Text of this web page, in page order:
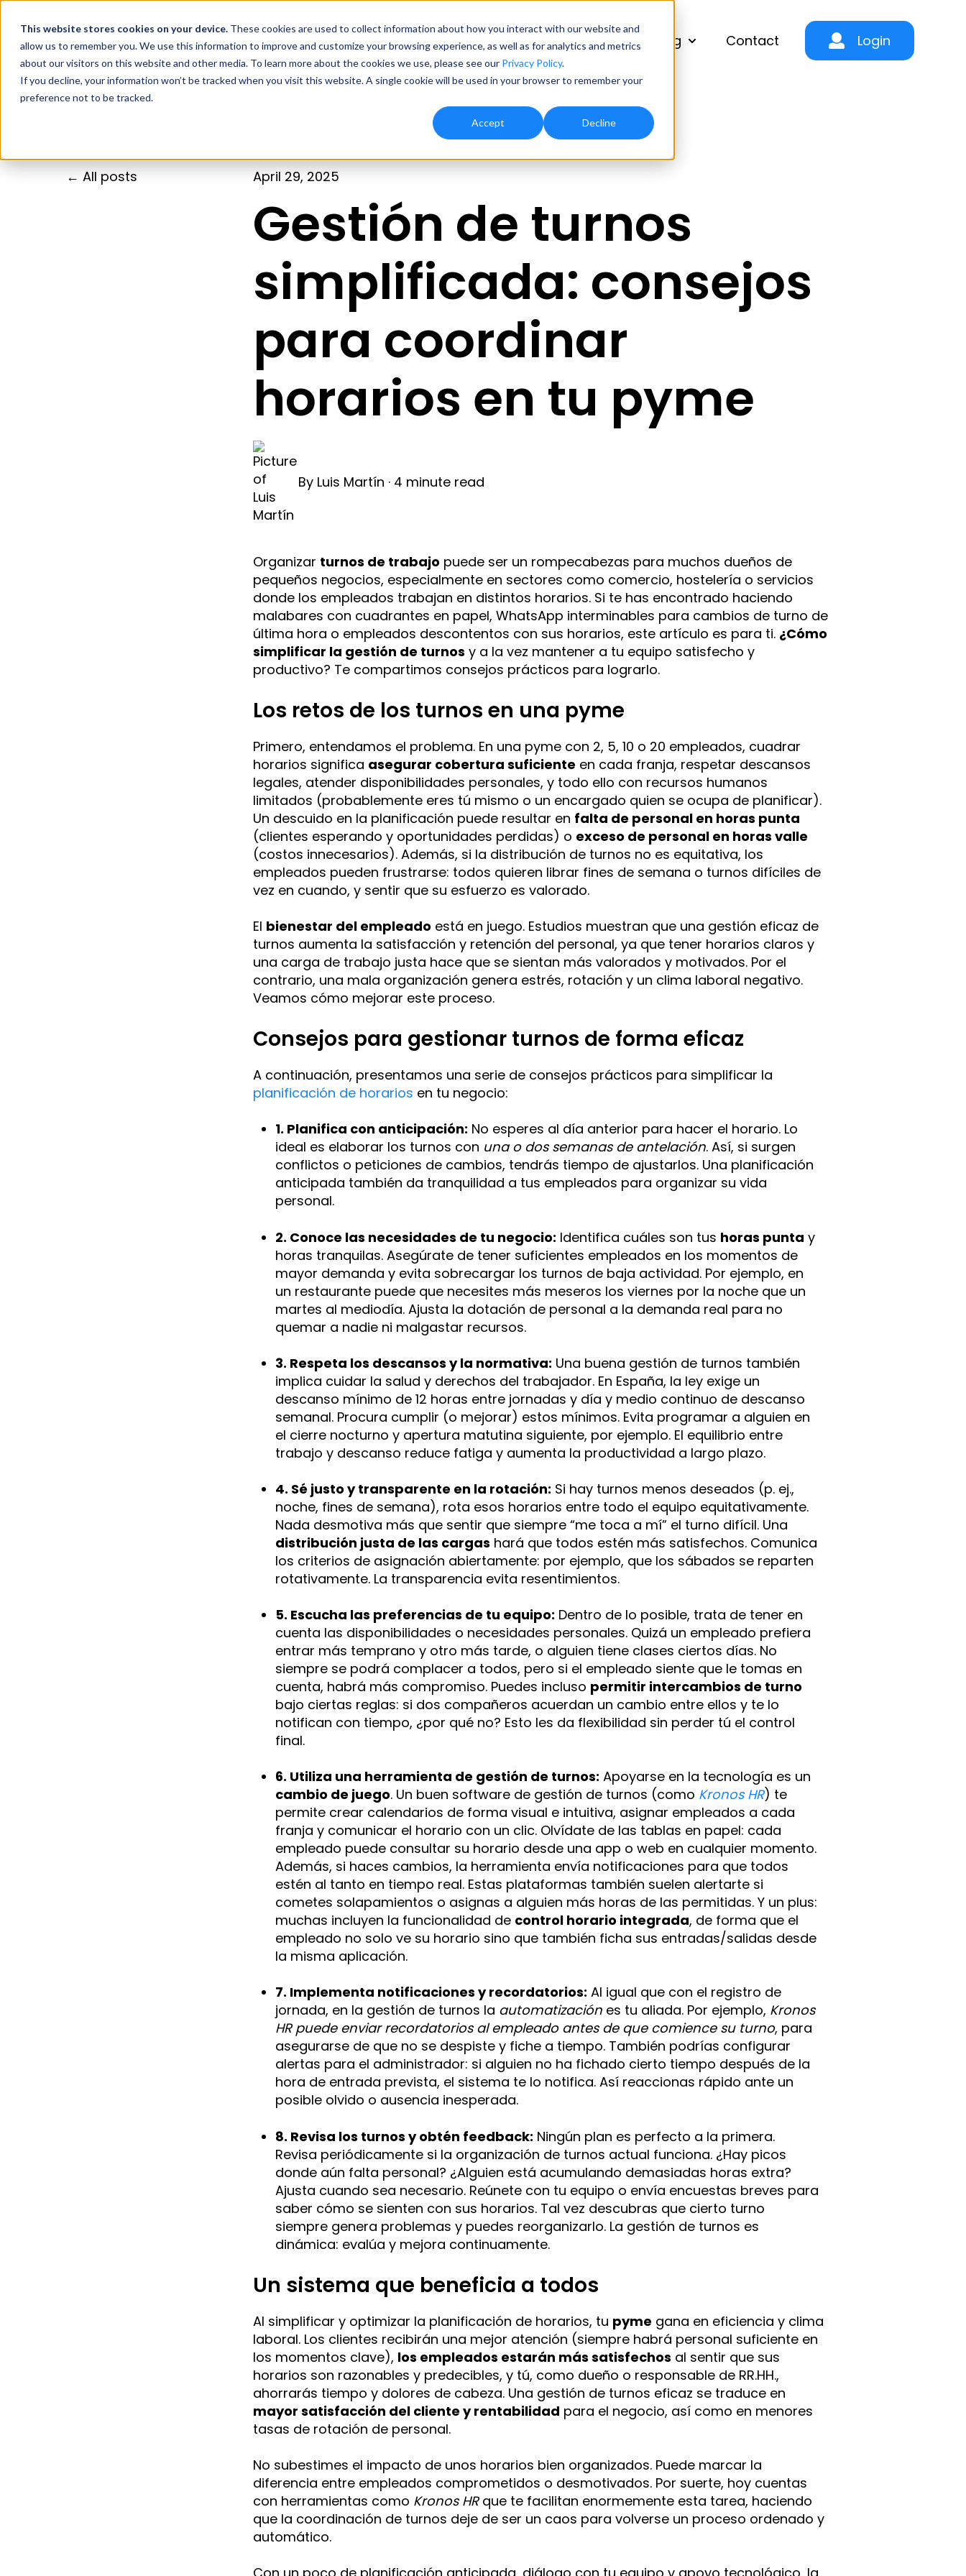
This website stores cookies on your device. These cookies are used to collect information about how you interact with our website and
allow us to remember you. We use this information to improve and customize your browsing experience, as well as for analytics and metrics
about our visitors on this website and other media. To learn more about the cookies we use, please see our Privacy Policy.
If you decline, your information won’t be tracked when you visit this website. A single cookie will be used in your browser to remember your
preference not to be tracked.
Accept Decline
Home About US Product & Pricing Show submenu for Product & Pricing
Contact Login
All posts April 29, 2025
Gestión de turnos
simplificada: consejos
para coordinar
horarios en tu pyme
By Luis Martín · 4 minute read
Organizar turnos de trabajo puede ser un rompecabezas para muchos dueños de
pequeños negocios, especialmente en sectores como comercio, hostelería o servicios
donde los empleados trabajan en distintos horarios. Si te has encontrado haciendo
malabares con cuadrantes en papel, WhatsApp interminables para cambios de turno de
última hora o empleados descontentos con sus horarios, este artículo es para ti. ¿Cómo
simplificar la gestión de turnos y a la vez mantener a tu equipo satisfecho y
productivo? Te compartimos consejos prácticos para lograrlo.
Los retos de los turnos en una pyme
Primero, entendamos el problema. En una pyme con 2, 5, 10 o 20 empleados, cuadrar
horarios significa asegurar cobertura suficiente en cada franja, respetar descansos
legales, atender disponibilidades personales, y todo ello con recursos humanos
limitados (probablemente eres tú mismo o un encargado quien se ocupa de planificar).
Un descuido en la planificación puede resultar en falta de personal en horas punta
(clientes esperando y oportunidades perdidas) o exceso de personal en horas valle
(costos innecesarios)​. Además, si la distribución de turnos no es equitativa, los
empleados pueden frustrarse: todos quieren librar fines de semana o turnos difíciles de
vez en cuando, y sentir que su esfuerzo es valorado.
El bienestar del empleado está en juego. Estudios muestran que una gestión eficaz de
turnos aumenta la satisfacción y retención del personal, ya que tener horarios claros y
una carga de trabajo justa hace que se sientan más valorados y motivados. Por el
contrario, una mala organización genera estrés, rotación y un clima laboral negativo.
Veamos cómo mejorar este proceso.
Consejos para gestionar turnos de forma eficaz
A continuación, presentamos una serie de consejos prácticos para simplificar la
planificación de horarios en tu negocio:
1. Planifica con anticipación: No esperes al día anterior para hacer el horario. Lo
ideal es elaborar los turnos con una o dos semanas de antelación. Así, si surgen
conflictos o peticiones de cambios, tendrás tiempo de ajustarlos. Una planificación
anticipada también da tranquilidad a tus empleados para organizar su vida
personal​.
2. Conoce las necesidades de tu negocio: Identifica cuáles son tus horas punta y
horas tranquilas. Asegúrate de tener suficientes empleados en los momentos de
mayor demanda y evita sobrecargar los turnos de baja actividad. Por ejemplo, en
un restaurante puede que necesites más meseros los viernes por la noche que un
martes al mediodía. Ajusta la dotación de personal a la demanda real para no
quemar a nadie ni malgastar recursos​.
3. Respeta los descansos y la normativa: Una buena gestión de turnos también
implica cuidar la salud y derechos del trabajador. En España, la ley exige un
descanso mínimo de 12 horas entre jornadas y día y medio continuo de descanso
semanal. Procura cumplir (o mejorar) estos mínimos. Evita programar a alguien en
el cierre nocturno y apertura matutina siguiente, por ejemplo. El equilibrio entre
trabajo y descanso reduce fatiga y aumenta la productividad a largo plazo.
4. Sé justo y transparente en la rotación: Si hay turnos menos deseados (p. ej.,
noche, fines de semana), rota esos horarios entre todo el equipo equitativamente.
Nada desmotiva más que sentir que siempre “me toca a mí” el turno difícil. Una
distribución justa de las cargas hará que todos estén más satisfechos. Comunica
los criterios de asignación abiertamente: por ejemplo, que los sábados se reparten
rotativamente. La transparencia evita resentimientos.
5. Escucha las preferencias de tu equipo: Dentro de lo posible, trata de tener en
cuenta las disponibilidades o necesidades personales. Quizá un empleado prefiera
entrar más temprano y otro más tarde, o alguien tiene clases ciertos días. No
siempre se podrá complacer a todos, pero si el empleado siente que le tomas en
cuenta, habrá más compromiso. Puedes incluso permitir intercambios de turno
bajo ciertas reglas: si dos compañeros acuerdan un cambio entre ellos y te lo
notifican con tiempo, ¿por qué no? Esto les da flexibilidad sin perder tú el control
final.
6. Utiliza una herramienta de gestión de turnos: Apoyarse en la tecnología es un
cambio de juego. Un buen software de gestión de turnos (como Kronos HR) te
permite crear calendarios de forma visual e intuitiva, asignar empleados a cada
franja y comunicar el horario con un clic. Olvídate de las tablas en papel: cada
empleado puede consultar su horario desde una app o web en cualquier momento.
Además, si haces cambios, la herramienta envía notificaciones para que todos
estén al tanto en tiempo real. Estas plataformas también suelen alertarte si
cometes solapamientos o asignas a alguien más horas de las permitidas. Y un plus:
muchas incluyen la funcionalidad de control horario integrada, de forma que el
empleado no solo ve su horario sino que también ficha sus entradas/salidas desde
la misma aplicación.
7. Implementa notificaciones y recordatorios: Al igual que con el registro de
jornada, en la gestión de turnos la automatizaciónes tu aliada. Por ejemplo, Kronos
HR puede enviar recordatorios al empleado antes de que comience su turno, para
asegurarse de que no se despiste y fiche a tiempo. También podrías configurar
alertas para el administrador: si alguien no ha fichado cierto tiempo después de la
hora de entrada prevista, el sistema te lo notifica. Así reaccionas rápido ante un
posible olvido o ausencia inesperada.
8. Revisa los turnos y obtén feedback: Ningún plan es perfecto a la primera.
Revisa periódicamente si la organización de turnos actual funciona. ¿Hay picos
donde aún falta personal? ¿Alguien está acumulando demasiadas horas extra?
Ajusta cuando sea necesario. Reúnete con tu equipo o envía encuestas breves para
saber cómo se sienten con sus horarios. Tal vez descubras que cierto turno
siempre genera problemas y puedes reorganizarlo. La gestión de turnos es
dinámica: evalúa y mejora continuamente.
Un sistema que beneficia a todos
Al simplificar y optimizar la planificación de horarios, tu pyme gana en eficiencia y clima
laboral. Los clientes recibirán una mejor atención (siempre habrá personal suficiente en
los momentos clave), los empleados estarán más satisfechos al sentir que sus
horarios son razonables y predecibles, y tú, como dueño o responsable de RR.HH.,
ahorrarás tiempo y dolores de cabeza. Una gestión de turnos eficaz se traduce en
mayor satisfacción del cliente y rentabilidad para el negocio, así como en menores
tasas de rotación de personal​.
No subestimes el impacto de unos horarios bien organizados. Puede marcar la
diferencia entre empleados comprometidos o desmotivados. Por suerte, hoy cuentas
con herramientas como Kronos HRque te facilitan enormemente esta tarea, haciendo
que la coordinación de turnos deje de ser un caos para volverse un proceso ordenado y
automático.